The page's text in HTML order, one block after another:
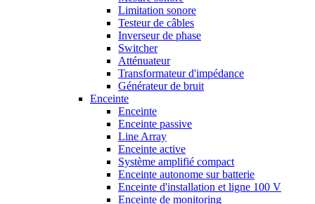
Limitation sonore
Testeur de câbles
Inverseur de phase
Switcher
Atténuateur
Transformateur d'impédance
Générateur de bruit
Enceinte
Enceinte
Enceinte passive
Line Array
Enceinte active
Système amplifié compact
Enceinte autonome sur batterie
Enceinte d'installation et ligne 100 V
Enceinte de monitoring